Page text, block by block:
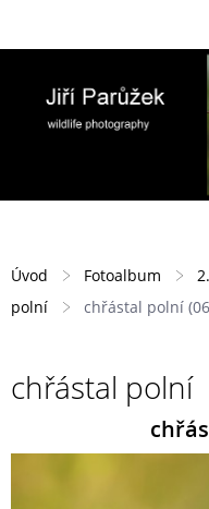
Úvod Fotoalbum
polní
chřástal polní
chřástal polní